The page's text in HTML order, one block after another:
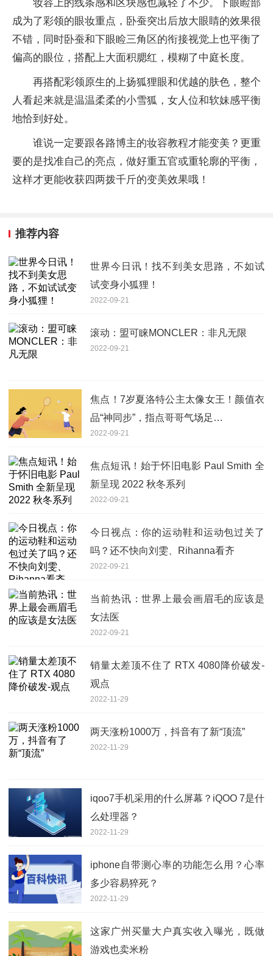
妆容上的线条感和区块感也减轻了不少。下眼睑部
成为了彩领的眼妆重点，卧蚕突出后放大眼睛的效果很
不错，同时卧蚕和下眼睑三角区的衔接视觉上也平衡了
偏高的眼位，搭配上大面积腮红，模糊了中庭长度。
再搭配彩领原生的上扬狐狸眼和优越的肤色，整个
人看起来就是温温柔柔的小雪狐，女人位和软妹感平衡
地恰到好处。
谁说一定要跟各路博主的妆容教程才能变美？更重
要的是找准自己的亮点，做好重五官或重轮廓的平衡，
这样才更能收获四两拨千斤的变美效果哦！
推荐内容
世界今日讯！找不到美女思路，不如试
试变身小狐狸！
2022-09-21
滚动：盟可睐MONCLER：非凡无限
2022-09-21
焦点！7岁夏洛特公主太像女王！颜值衣
品“神同步”，指点哥哥气场足…
2022-09-21
焦点短讯！始于怀旧电影 Paul Smith 全
新呈现 2022 秋冬系列
2022-09-21
今日视点：你的运动鞋和运动包过关了
吗？还不快向刘雯、Rihanna看齐
2022-09-21
当前热讯：世界上最会画眉毛的应该是
女法医
2022-09-21
销量太差顶不住了 RTX 4080降价破发-
观点
2022-11-29
两天涨粉1000万，抖音有了新“顶流”
2022-11-29
iqoo7手机采用的什么屏幕？iQOO 7是什
么处理器？
2022-11-29
iphone自带测心率的功能怎么用？心率
多少容易猝死？
2022-11-29
这家广州买量大户真实收入曝光，既做
游戏也卖米粉